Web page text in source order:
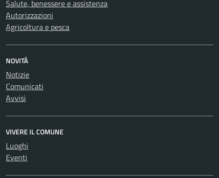
Salute, benessere e assistenza
Autorizzazioni
Agricoltura e pesca
NOVITÀ
Notizie
Comunicati
Avvisi
VIVERE IL COMUNE
Luoghi
Eventi